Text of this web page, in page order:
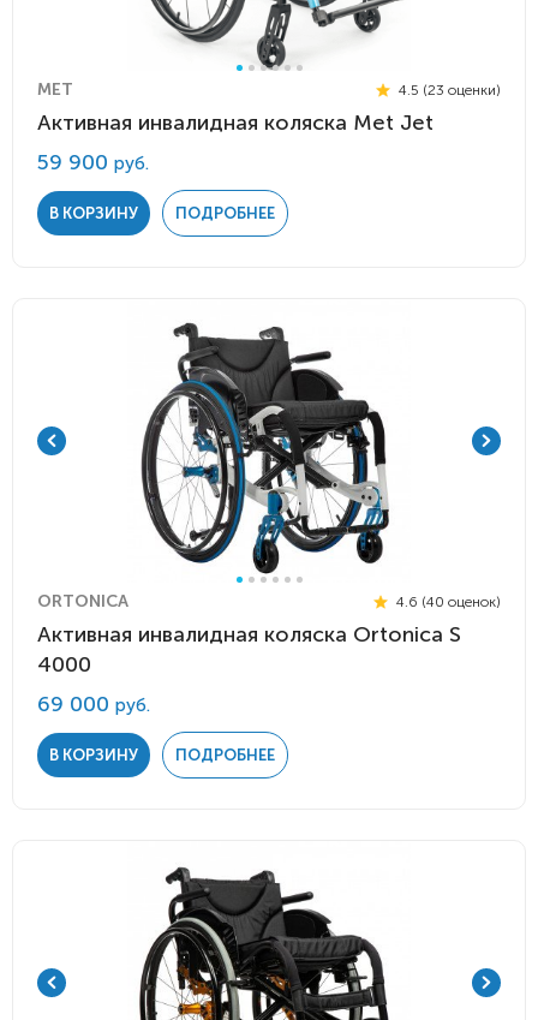
MET 4.5 (23 оценки)
Активная инвалидная коляска Мet Jet
59 900 руб.
В КОРЗИНУ ПОДРОБНЕЕ
ORTONICA 4.6 (40 оценок)
Активная инвалидная коляска Ortonica S
4000
69 000 руб.
В КОРЗИНУ ПОДРОБНЕЕ